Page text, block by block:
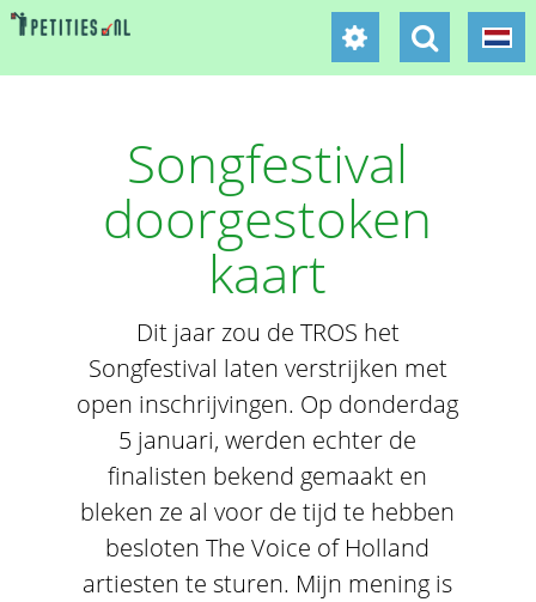
Songfestival
doorgestoken
kaart
Dit jaar zou de TROS het
Songfestival laten verstrijken met
open inschrijvingen. Op donderdag
5 januari, werden echter de
finalisten bekend gemaakt en
bleken ze al voor de tijd te hebben
besloten The Voice of Holland
artiesten te sturen. Mijn mening is